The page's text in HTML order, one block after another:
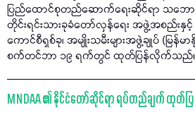
ပြည်ထောင်စုတည်ဆောက်ရေးဆိုင်ရာ သဘော
တိုင်းရင်းသားခုခံတော်လှန်ရေး အဖွဲ့အစည်းနှ
ကောင်စီရှစ်ခု၊ အမျိုးသမီးများအဖွဲ့ချုပ် (မြန်
စက်တင်ဘာ ၁၉ ရက်တွင် ထုတ်ပြန်လိုက်သည်။
MNDAA ၏ နိုင်ငံတော်ဆိုင်ရာ ရပ်တည်ချက် ထုတ်ပ